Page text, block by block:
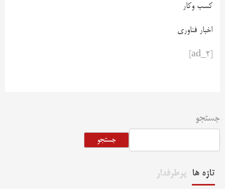
کسب وکار
اخبار فناوری
جستجو
جستجو
تازه ها پرطرفدار